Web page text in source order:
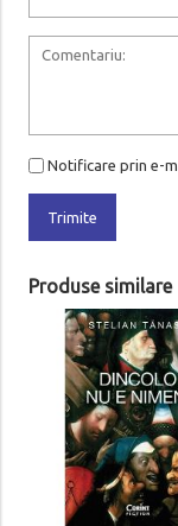
Notificare prin e-
Trimite
Produse similare